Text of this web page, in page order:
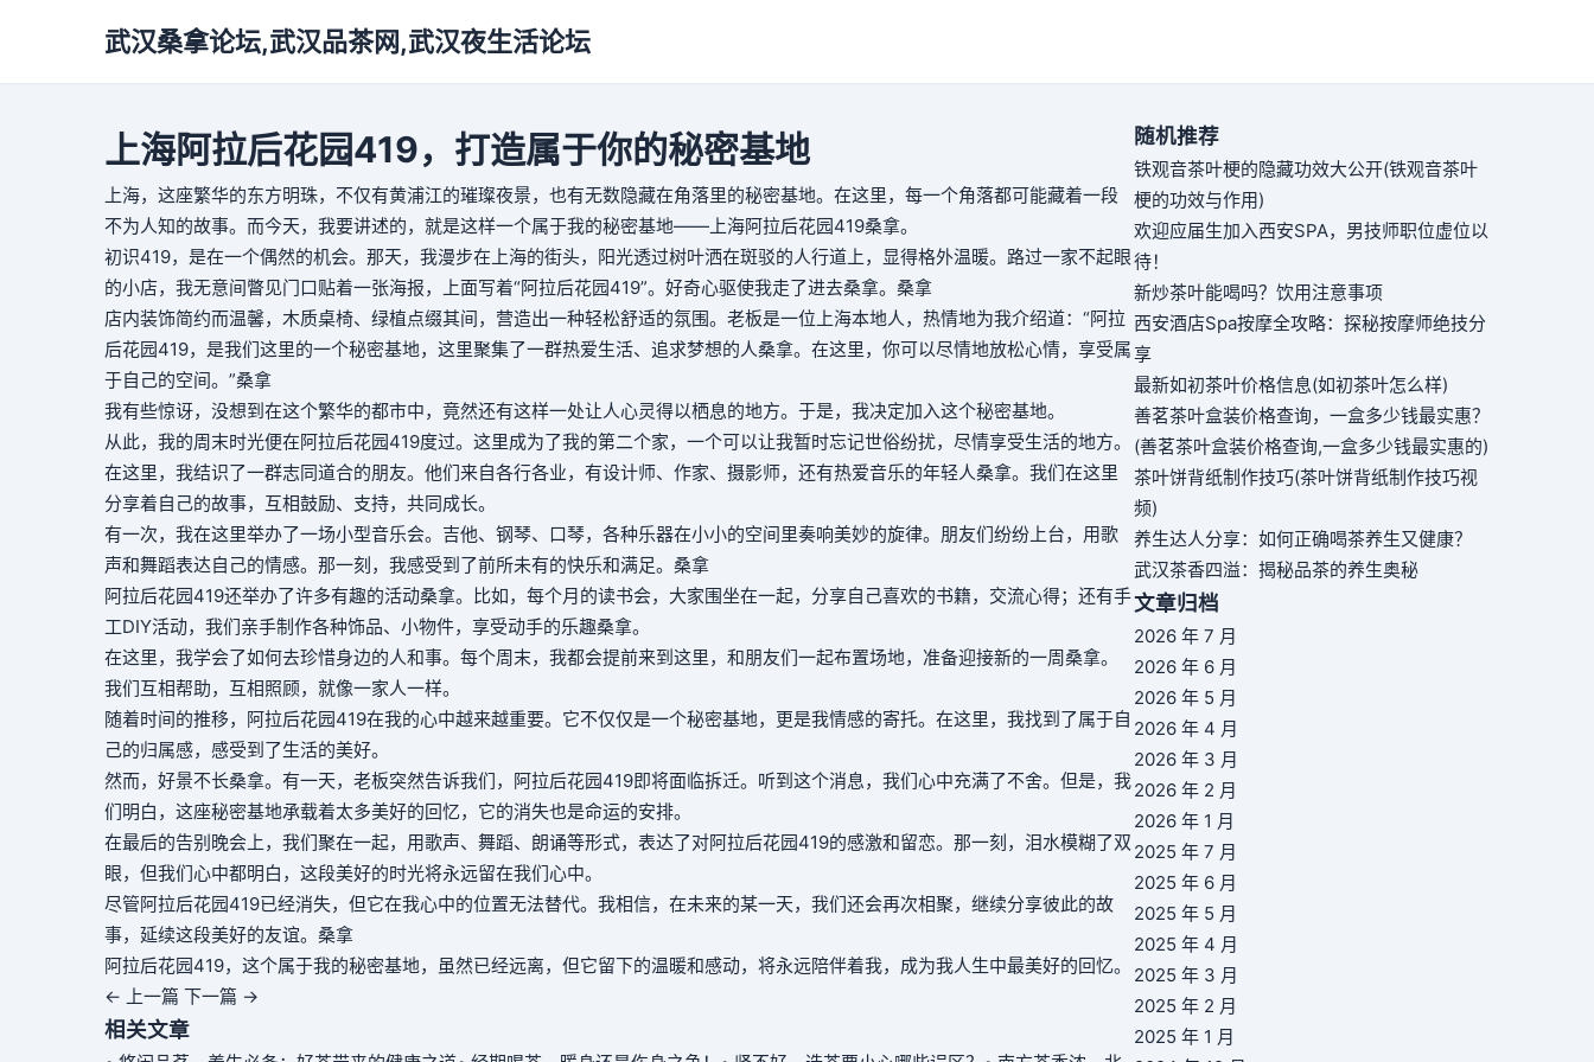
武汉桑拿论坛,武汉品茶网,武汉夜生活论坛
上海阿拉后花园419，打造属于你的秘密基地
上海，这座繁华的东方明珠，不仅有黄浦江的璀璨夜景，也有无数隐藏在角落里的秘密基地。在这里，每一个角落都可能藏着一段
不为人知的故事。而今天，我要讲述的，就是这样一个属于我的秘密基地——上海阿拉后花园419桑拿。
初识419，是在一个偶然的机会。那天，我漫步在上海的街头，阳光透过树叶洒在斑驳的人行道上，显得格外温暖。路过一家不起眼
的小店，我无意间瞥见门口贴着一张海报，上面写着“阿拉后花园419”。好奇心驱使我走了进去桑拿。 桑拿
店内装饰简约而温馨，木质桌椅、绿植点缀其间，营造出一种轻松舒适的氛围。老板是一位上海本地人，热情地为我介绍道：“阿拉
后花园419，是我们这里的一个秘密基地，这里聚集了一群热爱生活、追求梦想的人桑拿。在这里，你可以尽情地放松心情，享受属
于自己的空间。”桑拿
我有些惊讶，没想到在这个繁华的都市中，竟然还有这样一处让人心灵得以栖息的地方。于是，我决定加入这个秘密基地。
从此，我的周末时光便在阿拉后花园419度过。这里成为了我的第二个家，一个可以让我暂时忘记世俗纷扰，尽情享受生活的地方。
在这里，我结识了一群志同道合的朋友。他们来自各行各业，有设计师、作家、摄影师，还有热爱音乐的年轻人桑拿。我们在这里
分享着自己的故事，互相鼓励、支持，共同成长。
有一次，我在这里举办了一场小型音乐会。吉他、钢琴、口琴，各种乐器在小小的空间里奏响美妙的旋律。朋友们纷纷上台，用歌
声和舞蹈表达自己的情感。那一刻，我感受到了前所未有的快乐和满足。 桑拿
阿拉后花园419还举办了许多有趣的活动桑拿。比如，每个月的读书会，大家围坐在一起，分享自己喜欢的书籍，交流心得；还有手
工DIY活动，我们亲手制作各种饰品、小物件，享受动手的乐趣桑拿。
在这里，我学会了如何去珍惜身边的人和事。每个周末，我都会提前来到这里，和朋友们一起布置场地，准备迎接新的一周桑拿。
我们互相帮助，互相照顾，就像一家人一样。
随着时间的推移，阿拉后花园419在我的心中越来越重要。它不仅仅是一个秘密基地，更是我情感的寄托。在这里，我找到了属于自
己的归属感，感受到了生活的美好。
然而，好景不长桑拿。有一天，老板突然告诉我们，阿拉后花园419即将面临拆迁。听到这个消息，我们心中充满了不舍。但是，我
们明白，这座秘密基地承载着太多美好的回忆，它的消失也是命运的安排。
在最后的告别晚会上，我们聚在一起，用歌声、舞蹈、朗诵等形式，表达了对阿拉后花园419的感激和留恋。那一刻，泪水模糊了双
眼，但我们心中都明白，这段美好的时光将永远留在我们心中。
尽管阿拉后花园419已经消失，但它在我心中的位置无法替代。我相信，在未来的某一天，我们还会再次相聚，继续分享彼此的故
事，延续这段美好的友谊。 桑拿
阿拉后花园419，这个属于我的秘密基地，虽然已经远离，但它留下的温暖和感动，将永远陪伴着我，成为我人生中最美好的回忆。
← 上一篇 下一篇 →
相关文章
随机推荐
铁观音茶叶梗的隐藏功效大公开(铁观音茶叶
梗的功效与作用)
欢迎应届生加入西安SPA，男技师职位虚位以
待！
新炒茶叶能喝吗？饮用注意事项
西安酒店Spa按摩全攻略：探秘按摩师绝技分
享
最新如初茶叶价格信息(如初茶叶怎么样)
善茗茶叶盒装价格查询，一盒多少钱最实惠？
(善茗茶叶盒装价格查询,一盒多少钱最实惠的)
茶叶饼背纸制作技巧(茶叶饼背纸制作技巧视
频)
养生达人分享：如何正确喝茶养生又健康？
武汉茶香四溢：揭秘品茶的养生奥秘
文章归档
2026 年 7 月
2026 年 6 月
2026 年 5 月
2026 年 4 月
2026 年 3 月
2026 年 2 月
2026 年 1 月
2025 年 7 月
2025 年 6 月
2025 年 5 月
2025 年 4 月
2025 年 3 月
2025 年 2 月
2025 年 1 月